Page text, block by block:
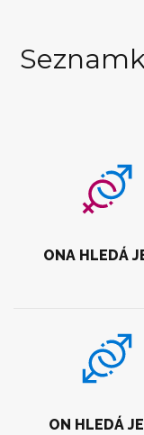
ONA HLEDÁ
ON HLEDÁ